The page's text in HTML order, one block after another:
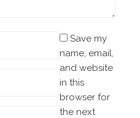
Save my
name, email,
and website
in this
browser for
the next